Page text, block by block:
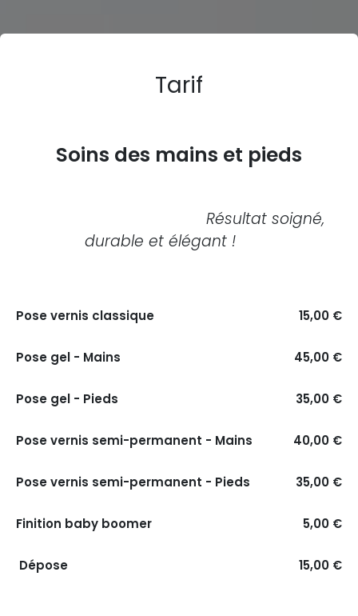
Tarif
Soins des mains et pieds
Résultat soigné,
durable et élégant !
Pose vernis classique 15,00 €
Pose gel - Mains 45,00 €
Pose gel - Pieds 35,00 €
Pose vernis semi-permanent - Mains 40,00 €
Pose vernis semi-permanent - Pieds 35,00 €
Finition baby boomer 5,00 €
Dépose 15,00 €